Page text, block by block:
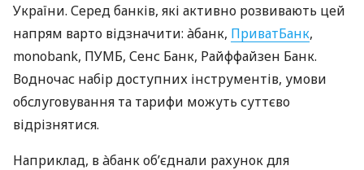
України. Серед банків, які активно розвивають цей
напрям варто відзначити: àбанк, ПриватБанк,
monobank, ПУМБ, Сенс Банк, Райффайзен Банк.
Водночас набір доступних інструментів, умови
обслуговування та тарифи можуть суттєво
відрізнятися.
Наприклад, в àбанк об’єднали рахунок для